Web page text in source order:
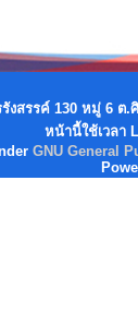
งสรรค์ 130 หมู่ 6
หน้านี้ใช้เวลา
GNU General